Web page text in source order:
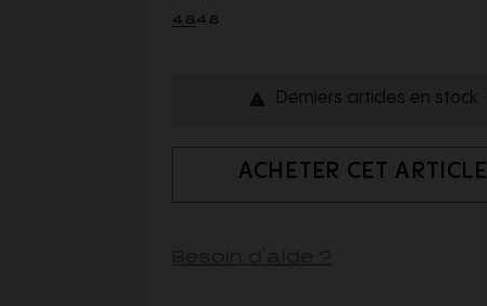
4648
 Derniers articles en stock
ACHETER CET ARTICLE